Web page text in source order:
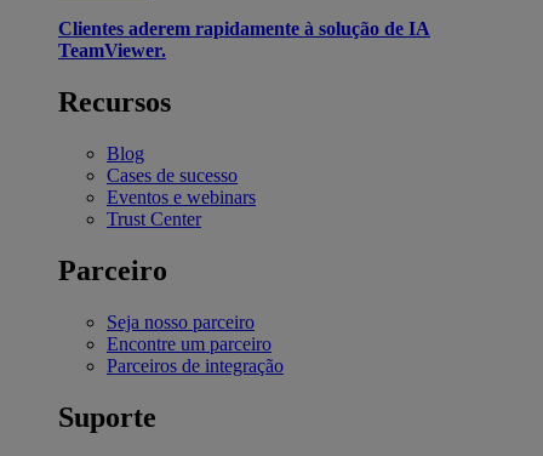
Clientes aderem rapidamente à solução de IA
TeamViewer.
Recursos
Blog
Cases de sucesso
Eventos e webinars
Trust Center
Parceiro
Seja nosso parceiro
Encontre um parceiro
Parceiros de integração
Suporte